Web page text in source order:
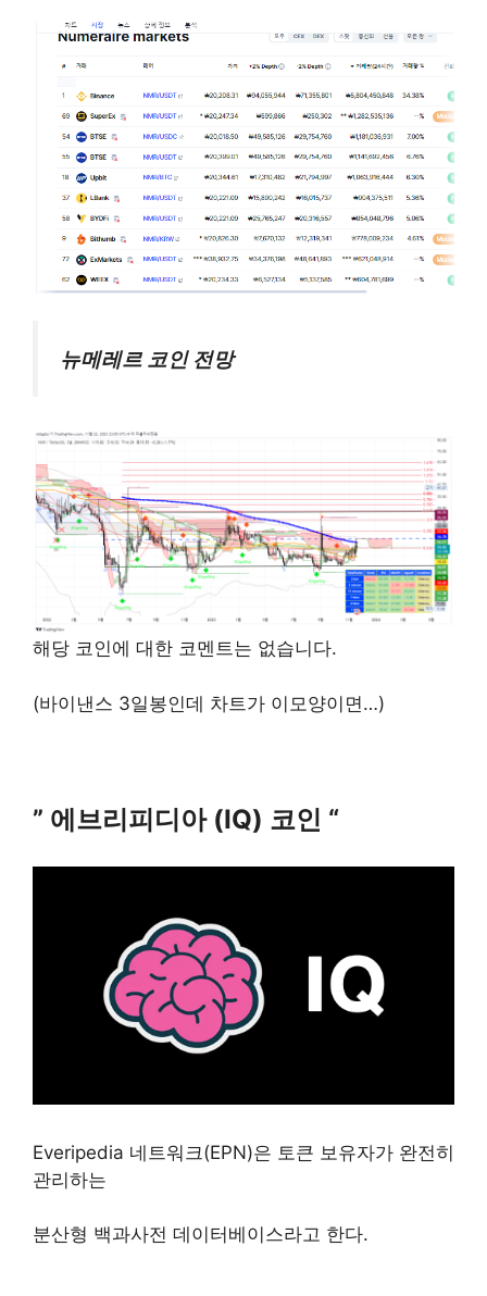
뉴메레르 코인 전망
해당 코인에 대한 코멘트는 없습니다.
(바이낸스 3일봉인데 차트가 이모양이면…)
” 에브리피디아 (IQ) 코인 “
Everipedia 네트워크(EPN)은 토큰 보유자가 완전히
관리하는
분산형 백과사전 데이터베이스라고 한다.